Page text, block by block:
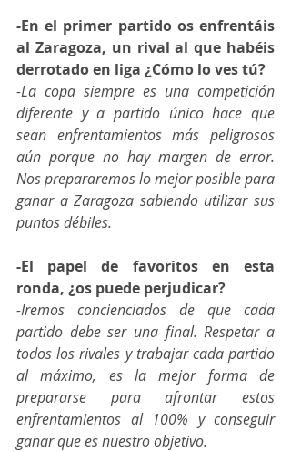
-En el primer partido os enfrentáis
al Zaragoza, un rival al que habéis
derrotado en liga ¿Cómo lo ves tú?
-La copa siempre es una competición
diferente y a partido único hace que
sean enfrentamientos más peligrosos
aún porque no hay margen de error.
Nos prepararemos lo mejor posible para
ganar a Zaragoza sabiendo utilizar sus
puntos débiles.
-El papel de favoritos en esta
ronda, ¿os puede perjudicar?
-Iremos concienciados de que cada
partido debe ser una final. Respetar a
todos los rivales y trabajar cada partido
al máximo, es la mejor forma de
prepararse para afrontar estos
enfrentamientos al 100% y conseguir
ganar que es nuestro objetivo.